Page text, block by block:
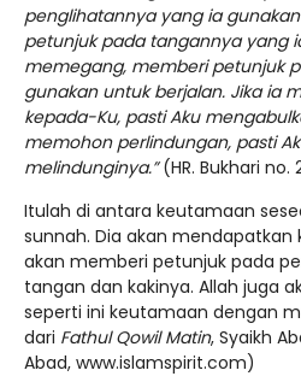
penglihatannya yang ia
petunjuk pada tangannya yang
memegang, memberi petunjuk
gunakan untuk berjalan. Jika ia
kepada-Ku, pasti Aku
memohon perlindungan, pasti
melindunginya.”(HR. Bukhari no.
Itulah di antara keutamaan
sunnah. Dia akan mendapatkan
akan memberi petunjuk pada
tangan dan kakinya. Allah juga
seperti ini keutamaan dengan
dari Fathul Qowil Matin, Syaikh
Abad, www.islamspirit.com)